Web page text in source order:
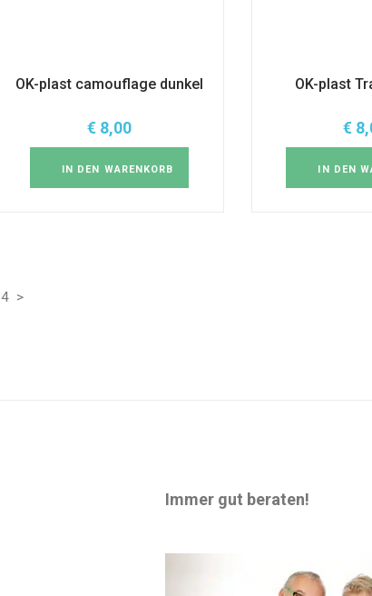
OK-plast camouflage dunkel
€8,00
IN DEN WARENKORB
OK-plast
€
IN DEN
4 >
Immer gut beraten!